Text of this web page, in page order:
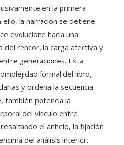
en la primera
ello, la narración se detiene
evolucione hacia una
del rencor, la carga afectiva y
generaciones. Esta
formal del libro,
y ordena la secuencia
también potencia la
del vínculo entre
el anhelo, la fijación
del análisis interior.